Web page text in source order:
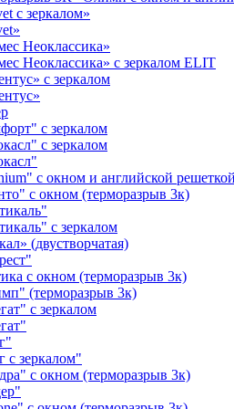
с зеркалом»
Неоклассика»
Неоклассика» с зеркалом ELIT
с зеркалом
с зеркалом
с зеркалом
с окном и английской
с окном (терморазрыв 3к)
с зеркалом
(двустворчатая)
с окном (терморазрыв 3к)
(терморазрыв 3к)
с зеркалом
с зеркалом"
с окном (терморазрыв 3к)